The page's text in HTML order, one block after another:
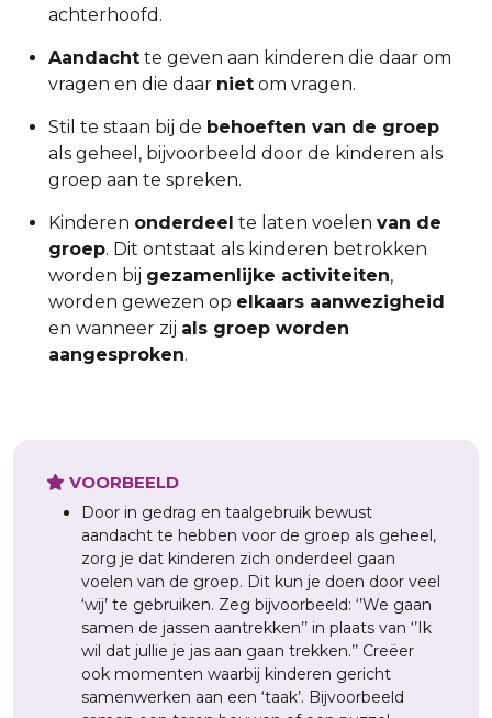
achterhoofd.
Aandacht te geven aan kinderen die daar om
vragen en die daar niet om vragen.
Stil te staan bij de behoeften van de groep
als geheel, bijvoorbeeld door de kinderen als
groep aan te spreken.
Kinderen onderdeel te laten voelen van de
groep. Dit ontstaat als kinderen betrokken
worden bij gezamenlijke activiteiten,
worden gewezen op elkaars aanwezigheid
en wanneer zij als groep worden
aangesproken.
VOORBEELD
Door in gedrag en taalgebruik bewust
aandacht te hebben voor de groep als geheel,
zorg je dat kinderen zich onderdeel gaan
voelen van de groep. Dit kun je doen door veel
‘wij’ te gebruiken. Zeg bijvoorbeeld: ‘’We gaan
samen de jassen aantrekken’’ in plaats van ‘’Ik
wil dat jullie je jas aan gaan trekken.’’ Creëer
ook momenten waarbij kinderen gericht
samenwerken aan een ‘taak’. Bijvoorbeeld